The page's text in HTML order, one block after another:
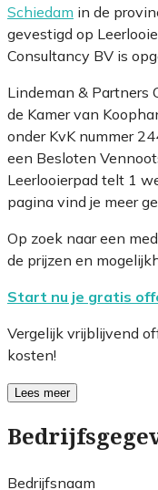
Schiedam in de
gevestigd op
Consultancy BV is
Lindeman & Partners
de Kamer van
onder KvK nummer
een Besloten
Leerlooierpad telt 1
pagina vind je meer
Op zoek naar een
de prijzen en
Start nu je gratis
Vergelijk vrijblijvend
kosten!
Lees meer
Bedrijfsnaam